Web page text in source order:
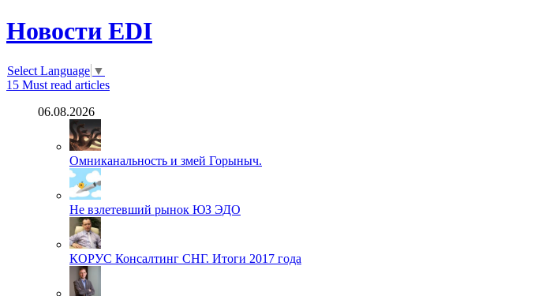
Новости EDI
Select Language ▼
15 Must read articles
06.08.2026
Омниканальность и змей Горыныч.
Не взлетевший рынок ЮЗ ЭДО
КОРУС Консалтинг СНГ. Итоги 2017 года